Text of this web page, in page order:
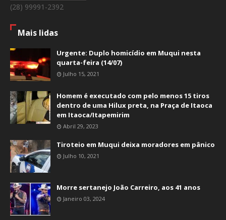
(28) 99991-2392
Mais lidas
Urgente: Duplo homicídio em Muqui nesta
quarta-feira (14/07)
Julho 15, 2021
Homem é executado com pelo menos 15 tiros
dentro de uma Hilux preta, na Praça de Itaoca
em Itaoca/Itapemirim
Abril 29, 2023
Tiroteio em Muqui deixa moradores em pânico
Julho 10, 2021
Morre sertanejo João Carreiro, aos 41 anos
Janeiro 03, 2024